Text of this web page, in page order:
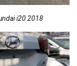
i20 2018